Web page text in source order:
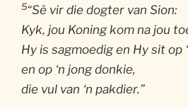
5“Sê vir die dogter van Sion:
Kyk, jou Koning kom na jou
Hy is sagmoedig en Hy sit op
en op ‘n jong donkie,
die vul van ‘n pakdier.”